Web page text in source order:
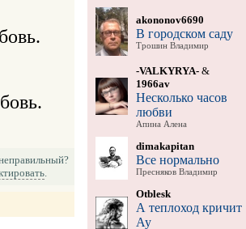
.
akononov6690
В городском саду
Трошин Владимир
-VALKYRYA- &
1966av
Несколько часов
любви
Апина Алена
dimakapitan
Все нормально
Пресняков Владимир
Otblesk
А теплоход кричит
Ау